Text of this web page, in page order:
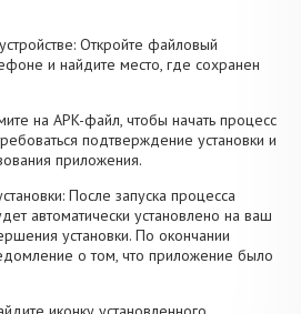
Откройте файловый
и найдите место, где сохранен
на APK-файл, чтобы начать процесс
подтверждение установки и
приложения.
После запуска процесса
автоматически установлено на ваш
установки. По окончании
о том, что приложение было